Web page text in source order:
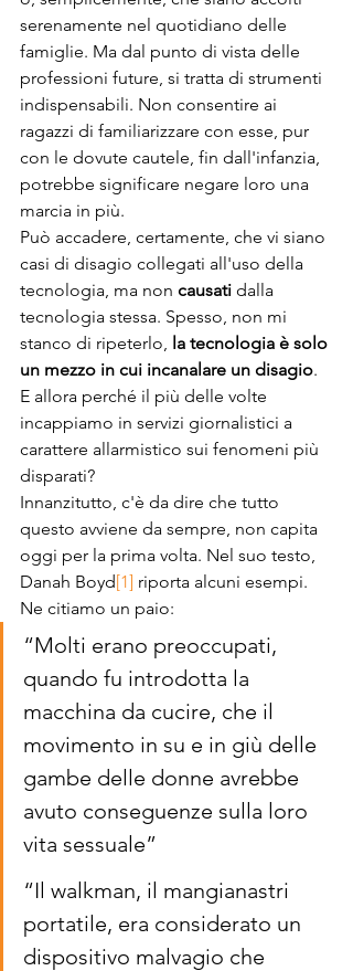
serenamente nel quotidiano delle
famiglie. Ma dal punto di vista delle
professioni future, si tratta di strumenti
indispensabili. Non consentire ai
ragazzi di familiarizzare con esse, pur
con le dovute cautele, fin dall'infanzia,
potrebbe significare negare loro una
marcia in più.
Può accadere, certamente, che vi siano
casi di disagio collegati all'uso della
tecnologia, ma non causati dalla
tecnologia stessa. Spesso, non mi
stanco di ripeterlo, la tecnologia è solo
un mezzo in cui incanalare un disagio.
E allora perché il più delle volte
incappiamo in servizi giornalistici a
carattere allarmistico sui fenomeni più
disparati?
Innanzitutto, c'è da dire che tutto
questo avviene da sempre, non capita
oggi per la prima volta. Nel suo testo,
Danah Boyd[1] riporta alcuni esempi.
Ne citiamo un paio:
“Molti erano preoccupati,
quando fu introdotta la
macchina da cucire, che il
movimento in su e in giù delle
gambe delle donne avrebbe
avuto conseguenze sulla loro
vita sessuale”
“Il walkman, il mangianastri
portatile, era considerato un
dispositivo malvagio che